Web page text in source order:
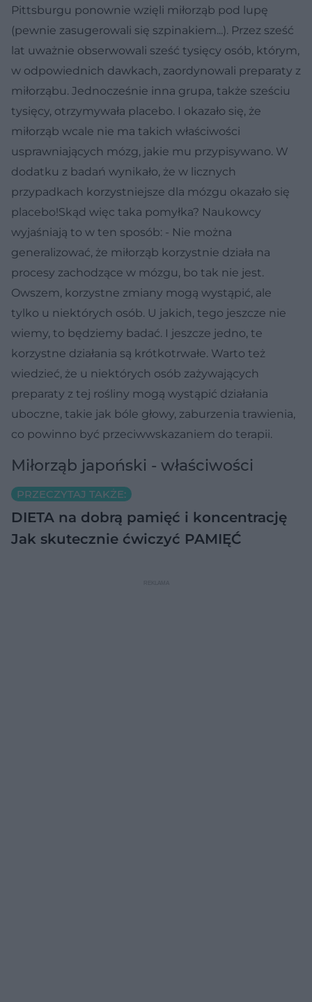
Pittsburgu ponownie wzięli miłorząb pod lupę
(pewnie zasugerowali się szpinakiem...). Przez sześć
lat uważnie obserwowali sześć tysięcy osób, którym,
w odpowiednich dawkach, zaordynowali preparaty z
miłorząbu. Jednocześnie inna grupa, także sześciu
tysięcy, otrzymywała placebo. I okazało się, że
miłorząb wcale nie ma takich właściwości
usprawniających mózg, jakie mu przypisywano. W
dodatku z badań wynikało, że w licznych
przypadkach korzystniejsze dla mózgu okazało się
placebo!Skąd więc taka pomyłka? Naukowcy
wyjaśniają to w ten sposób: - Nie można
generalizować, że miłorząb korzystnie działa na
procesy zachodzące w mózgu, bo tak nie jest.
Owszem, korzystne zmiany mogą wystąpić, ale
tylko u niektórych osób. U jakich, tego jeszcze nie
wiemy, to będziemy badać. I jeszcze jedno, te
korzystne działania są krótkotrwałe. Warto też
wiedzieć, że u niektórych osób zażywających
preparaty z tej rośliny mogą wystąpić działania
uboczne, takie jak bóle głowy, zaburzenia trawienia,
co powinno być przeciwwskazaniem do terapii.
Miłorząb japoński - właściwości
PRZECZYTAJ TAKŻE:
DIETA na dobrą pamięć i koncentrację
Jak skutecznie ćwiczyć PAMIĘĆ